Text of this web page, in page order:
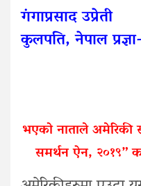
गंगाप्रसाद उप्रेती
कुलपति, नेपाल प्रज्ञा-
भएको नाताले अमेरिकी
समर्थन ऐन, २०१९”